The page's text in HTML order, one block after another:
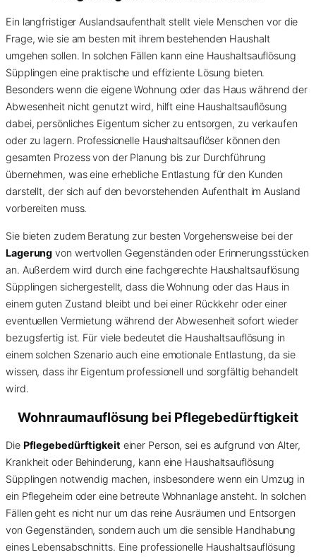
Ein langfristiger Auslandsaufenthalt stellt viele Menschen vor die
Frage, wie sie am besten mit ihrem bestehenden Haushalt
umgehen sollen. In solchen Fällen kann eine Haushaltsauflösung
Süpplingen eine praktische und effiziente Lösung bieten.
Besonders wenn die eigene Wohnung oder das Haus während der
Abwesenheit nicht genutzt wird, hilft eine Haushaltsauflösung
dabei, persönliches Eigentum sicher zu entsorgen, zu verkaufen
oder zu lagern. Professionelle Haushaltsauflöser können den
gesamten Prozess von der Planung bis zur Durchführung
übernehmen, was eine erhebliche Entlastung für den Kunden
darstellt, der sich auf den bevorstehenden Aufenthalt im Ausland
vorbereiten muss.
Sie bieten zudem Beratung zur besten Vorgehensweise bei der
Lagerung von wertvollen Gegenständen oder Erinnerungsstücken
an. Außerdem wird durch eine fachgerechte Haushaltsauflösung
Süpplingen sichergestellt, dass die Wohnung oder das Haus in
einem guten Zustand bleibt und bei einer Rückkehr oder einer
eventuellen Vermietung während der Abwesenheit sofort wieder
bezugsfertig ist. Für viele bedeutet die Haushaltsauflösung in
einem solchen Szenario auch eine emotionale Entlastung, da sie
wissen, dass ihr Eigentum professionell und sorgfältig behandelt
wird.
Wohnraumauflösung bei Pflegebedürftigkeit
Die Pflegebedürftigkeit einer Person, sei es aufgrund von Alter,
Krankheit oder Behinderung, kann eine Haushaltsauflösung
Süpplingen notwendig machen, insbesondere wenn ein Umzug in
ein Pflegeheim oder eine betreute Wohnanlage ansteht. In solchen
Fällen geht es nicht nur um das reine Ausräumen und Entsorgen
von Gegenständen, sondern auch um die sensible Handhabung
eines Lebensabschnitts. Eine professionelle Haushaltsauflösung